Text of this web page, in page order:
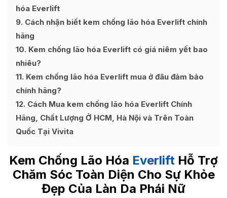
hóa Everlift
9 Cách nhận biết kem chống lão hóa Everlift chính
hãng
10 Kem chống lão hóa Everlift có giá niêm yết bao
nhiêu?
11 Kem chống lão hóa Everlift mua ở đâu đảm bảo
chính hãng?
12 Cách Mua kem chống lão hóa Everlift Chính
Hãng, Chất Lượng Ở HCM, Hà Nội và Trên Toàn
Quốc Tại Vivita
Kem Chống Lão Hóa Everlift Hỗ Trợ
Chăm Sóc Toàn Diện Cho Sự Khỏe
Đẹp Của Làn Da Phái Nữ